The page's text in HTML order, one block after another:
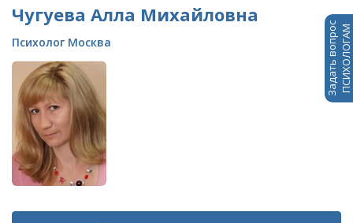
Чугуева Алла Михайловна
Психолог Москва Задать вопросПСИХОЛОГАМ